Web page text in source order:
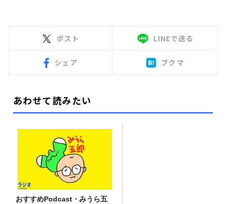
ポスト LINEで送る
シェア ブクマ
あわせて読みたい
おすすめPodcast・みうら五